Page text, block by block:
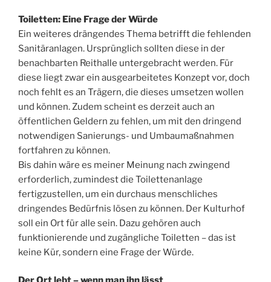
Toiletten: Eine Frage der Würde
Ein weiteres drängendes Thema betrifft die fehlenden
Sanitäranlagen. Ursprünglich sollten diese in der
benachbarten Reithalle untergebracht werden. Für
diese liegt zwar ein ausgearbeitetes Konzept vor, doch
noch fehlt es an Trägern, die dieses umsetzen wollen
und können. Zudem scheint es derzeit auch an
öffentlichen Geldern zu fehlen, um mit den dringend
notwendigen Sanierungs- und Umbaumaßnahmen
fortfahren zu können.
Bis dahin wäre es meiner Meinung nach zwingend
erforderlich, zumindest die Toilettenanlage
fertigzustellen, um ein durchaus menschliches
dringendes Bedürfnis lösen zu können. Der Kulturhof
soll ein Ort für alle sein. Dazu gehören auch
funktionierende und zugängliche Toiletten – das ist
keine Kür, sondern eine Frage der Würde.